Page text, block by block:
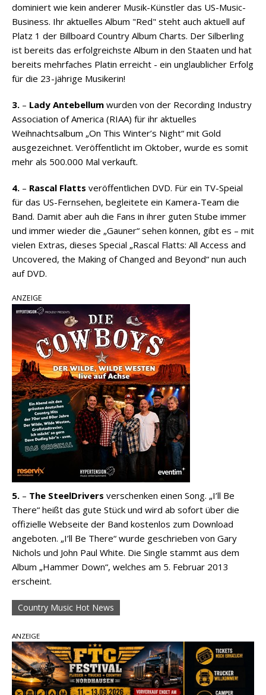
dominiert wie kein anderer Musik-Künstler das US-Music-
Business. Ihr aktuelles Album "Red" steht auch aktuell auf
Platz 1 der Billboard Country Album Charts. Der Silberling
ist bereits das erfolgreichste Album in den Staaten und hat
bereits mehrfaches Platin erreicht - ein unglaublicher Erfolg
für die 23-jährige Musikerin!
3. – Lady Antebellum wurden von der Recording Industry
Association of America (RIAA) für ihr aktuelles
Weihnachtsalbum „On This Winter’s Night“ mit Gold
ausgezeichnet. Veröffentlicht im Oktober, wurde es somit
mehr als 500.000 Mal verkauft.
4. – Rascal Flatts veröffentlichen DVD. Für ein TV-Speial
für das US-Fernsehen, begleitete ein Kamera-Team die
Band. Damit aber auh die Fans in ihrer guten Stube immer
und immer wieder die „Gauner“ sehen können, gibt es – mit
vielen Extras, dieses Special „Rascal Flatts: All Access and
Uncovered, the Making of Changed and Beyond“ nun auch
auf DVD.
ANZEIGE
5. – The SteelDrivers verschenken einen Song. „I’ll Be
There“ heißt das gute Stück und wird ab sofort über die
offizielle Webseite der Band kostenlos zum Download
angeboten. „I’ll Be There“ wurde geschrieben von Gary
Nichols und John Paul White. Die Single stammt aus dem
Album „Hammer Down“, welches am 5. Februar 2013
erscheint.
Country Music Hot News
ANZEIGE